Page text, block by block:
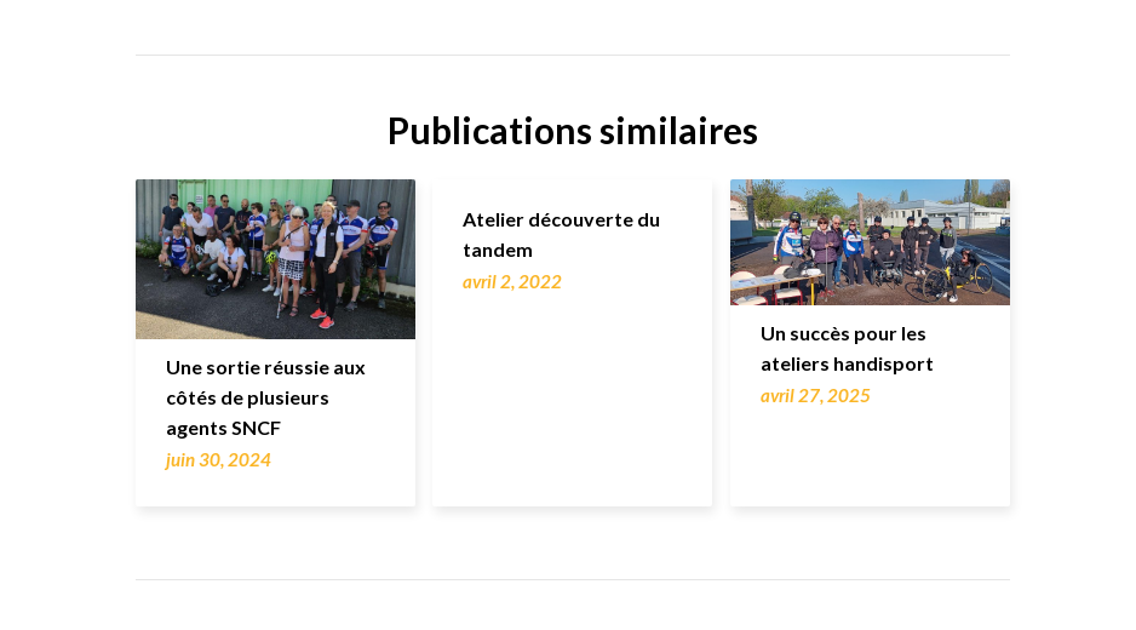
Publications similaires
Une sortie réussie aux
côtés de plusieurs
agents SNCF
juin 30, 2024
Atelier découverte du
tandem
avril 2, 2022
Un succès pour les
ateliers handisport
avril 27, 2025